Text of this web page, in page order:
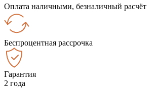
Оплата наличными, безналичный расчёт
Беспроцентная рассрочка
Гарантия
2 года